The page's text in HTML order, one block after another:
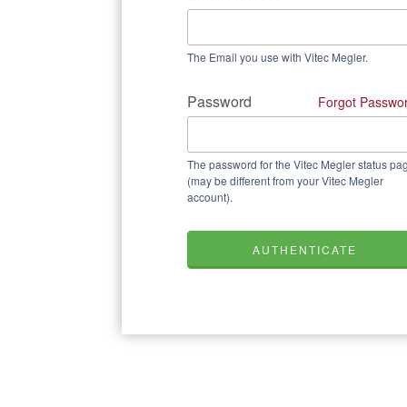
The Email you use with Vitec Megler.
Password Forgot
The password for the Vitec Megler status
(may be different from your Vitec Megler
account).